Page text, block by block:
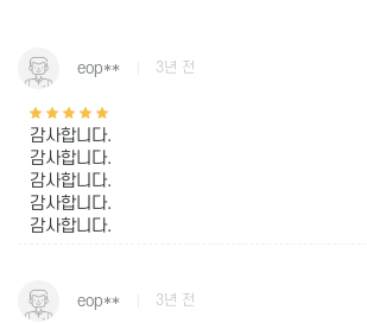
eop** 3년 전
감사합니다.
감사합니다.
감사합니다.
감사합니다.
감사합니다.
eop** 3년 전